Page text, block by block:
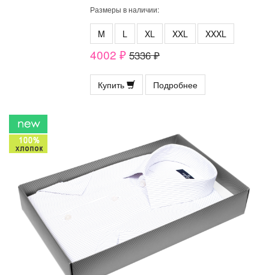
Размеры в наличии:
M L XL XXL XXXL
4002 ₽ 5336 ₽
Купить Подробнее